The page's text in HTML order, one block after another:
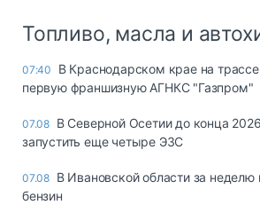
Топливо, масла и
07:40
В Краснодарском крае на
первую франшизную АГНКС "Газпром"
07.08 В Северной Осетии до конца
запустить еще четыре ЭЗС
07.08 В Ивановской области за неделю
бензин